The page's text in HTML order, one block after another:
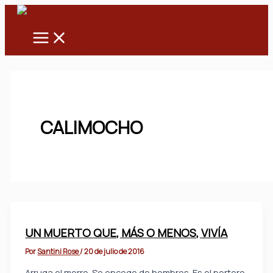
Ir
contenido
Main
CALIMOCHO
UN MUERTO QUE, MÁS O MENOS, VIVÍA
PorSantini Rose/20 de julio de 2016